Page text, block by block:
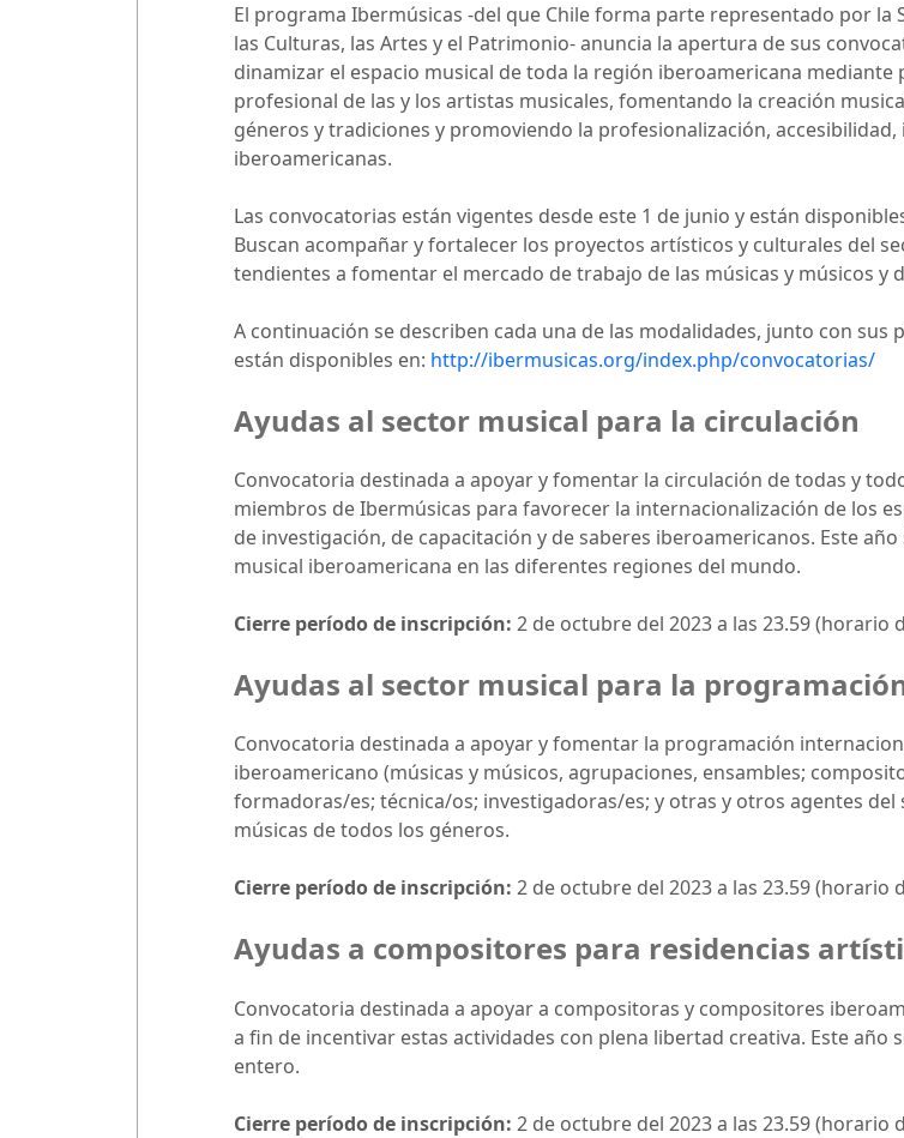
El programa Ibermúsicas -del que Chile forma parte representado por la
las Culturas, las Artes y el Patrimonio- anuncia la apertura de sus
dinamizar el espacio musical de toda la región iberoamericana
profesional de las y los artistas musicales, fomentando la creación
géneros y tradiciones y promoviendo la profesionalización,
iberoamericanas.
Las convocatorias están vigentes desde este 1 de junio y están
Buscan acompañar y fortalecer los proyectos artísticos y culturales del
tendientes a fomentar el mercado de trabajo de las músicas y músicos y
A continuación se describen cada una de las modalidades, junto con sus
están disponibles en: http://ibermusicas.org/index.php/convocatorias/
Ayudas al sector musical para la circulación
Convocatoria destinada a apoyar y fomentar la circulación de todas y
miembros de Ibermúsicas para favorecer la internacionalización de los
de investigación, de capacitación y de saberes iberoamericanos. Este
musical iberoamericana en las diferentes regiones del mundo.
Cierre período de inscripción: 2 de octubre del 2023 a las 23.59 (horario
Ayudas al sector musical para la
Convocatoria destinada a apoyar y fomentar la programación
iberoamericano (músicas y músicos, agrupaciones, ensambles;
formadoras/es; técnica/os; investigadoras/es; y otras y otros agentes
músicas de todos los géneros.
Cierre período de inscripción: 2 de octubre del 2023 a las 23.59 (horario
Ayudas a compositores para residencias
Convocatoria destinada a apoyar a compositoras y compositores
a fin de incentivar estas actividades con plena libertad creativa. Este
entero.
Cierre período de inscripción: 2 de octubre del 2023 a las 23.59 (horario